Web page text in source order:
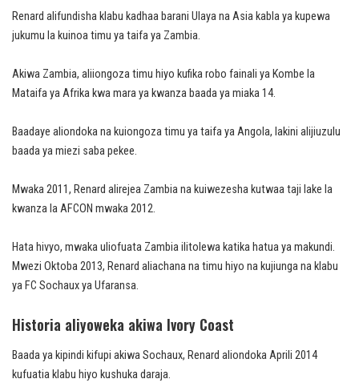
Renard alifundisha klabu kadhaa barani Ulaya na Asia kabla ya kupewa
jukumu la kuinoa timu ya taifa ya Zambia.
Akiwa Zambia, aliiongoza timu hiyo kufika robo fainali ya Kombe la
Mataifa ya Afrika kwa mara ya kwanza baada ya miaka 14.
Baadaye aliondoka na kuiongoza timu ya taifa ya Angola, lakini alijiuzulu
baada ya miezi saba pekee.
Mwaka 2011, Renard alirejea Zambia na kuiwezesha kutwaa taji lake la
kwanza la AFCON mwaka 2012.
Hata hivyo, mwaka uliofuata Zambia ilitolewa katika hatua ya makundi.
Mwezi Oktoba 2013, Renard aliachana na timu hiyo na kujiunga na klabu
ya FC Sochaux ya Ufaransa.
Historia aliyoweka akiwa Ivory Coast
Baada ya kipindi kifupi akiwa Sochaux, Renard aliondoka Aprili 2014
kufuatia klabu hiyo kushuka daraja.